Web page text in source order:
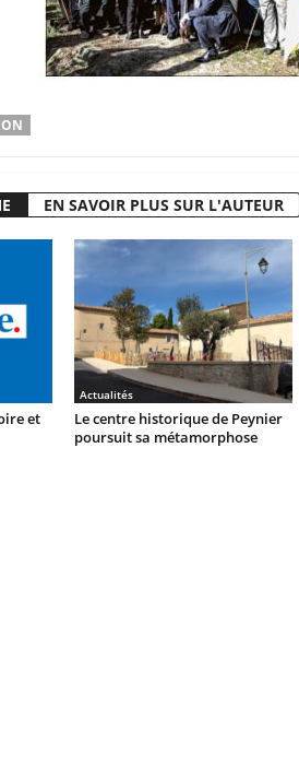
EN SAVOIR PLUS SUR L'AUTEUR
et
Actualités
Le centre historique de Peynier
poursuit sa métamorphose